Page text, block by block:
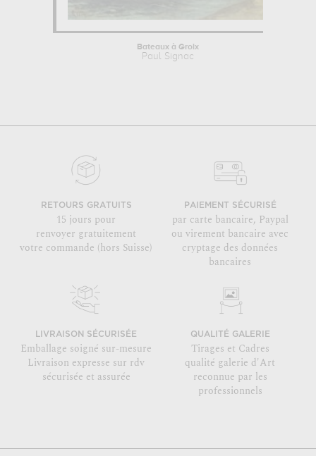
Bateaux à Groix
Paul Signac
RETOURS GRATUITS
15 jours pour
renvoyer gratuitement
votre commande (hors Suisse)
PAIEMENT SÉCURISÉ
par carte bancaire, Paypal
ou virement bancaire avec
cryptage des données
bancaires
LIVRAISON SÉCURISÉE
Emballage soigné sur-mesure
Livraison expresse sur rdv
sécurisée et assurée
QUALITÉ GALERIE
Tirages et Cadres
qualité galerie d'Art
reconnue par les
professionnels